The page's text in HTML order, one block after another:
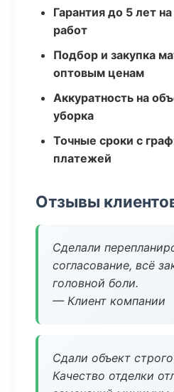
Гарантия до 5 лет
работ
Подбор и закупка
оптовым ценам
Аккуратность на
уборка
Точные сроки с
платежей
Отзывы
Сделали
согласование, всё
головной боли.
— Клиент компании
Сдали объект
Качество отделки